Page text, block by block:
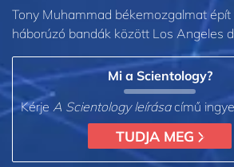
Tony Muhammad békemozgalmat épít
háborúzó bandák között Los Angeles
Mi a Scientology?
Kérje A Scientology leírásacímű
TUDJA MEG